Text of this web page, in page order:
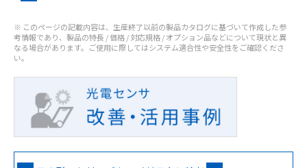
※ このページの記載内容は、生産終了以前の製品カタログに基づいて作成した参
考情報であり、製品の特長 / 価格 / 対応規格 / オプション品などについて現状と異
なる場合があります。ご使用に際してはシステム適合性や安全性をご確認くださ
い。